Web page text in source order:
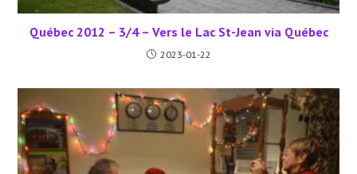
Québec 2012 – 3/4 – Vers le Lac St-Jean via Québec
2023-01-22